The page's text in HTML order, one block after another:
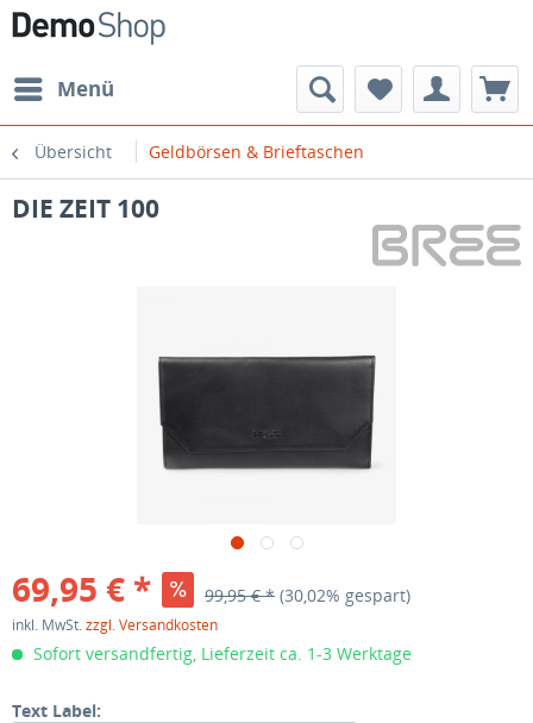
Menü
Übersicht Geldbörsen & Brieftaschen
DIE ZEIT 100
69,95 € * 99,95 € * (30,02% gespart)
inkl. MwSt.zzgl. Versandkosten
Sofort versandfertig, Lieferzeit ca. 1-3 Werktage
Text Label: